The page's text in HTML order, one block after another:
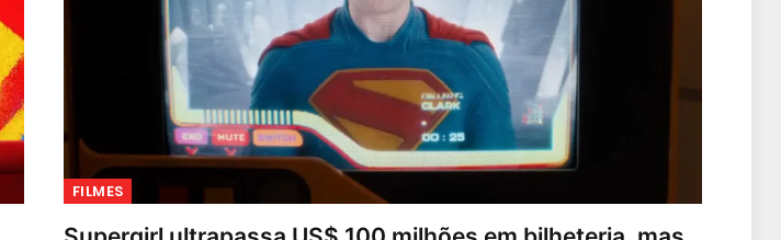
FILMES